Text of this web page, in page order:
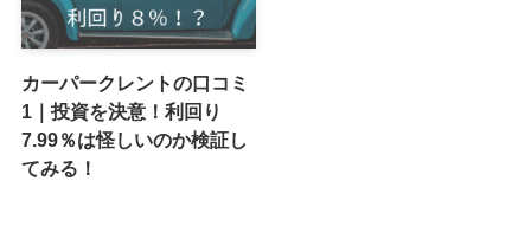
カーパークレントの口コミ
1｜投資を決意！利回り
7.99％は怪しいのか検証し
てみる！